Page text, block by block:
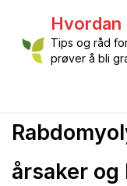
content
Hvordan
Tips og råd
prøver å bli
årsaker